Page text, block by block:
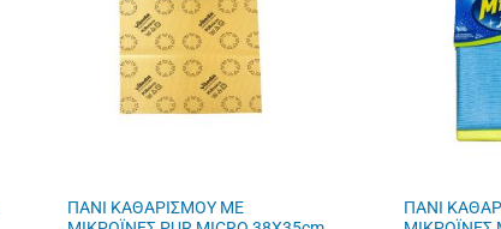
ΠΑΝΙ ΚΑΘΑΡΙΣΜΟΥ ΜΕ
ΠΑΝΙ